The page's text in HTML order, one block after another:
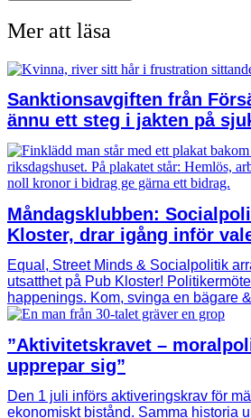
Mer att läsa
Sanktionsavgiften från
ännu ett steg i jakten på
Måndagsklubben:
Kloster, drar igång inför
Equal, Street Minds & Socialpolitik
utsatthet på Pub Kloster!
happenings. Kom, svinga en bägare
”Aktivitetskravet –
upprepar sig”
Den 1 juli införs aktiveringskrav för
ekonomiskt bistånd. Samma historia